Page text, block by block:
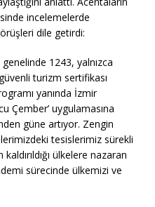
incelemelerde
dile getirdi:
1243, yalnızca
turizm sertifikası
yanında İzmir
Çember’ uygulamasına
güne artıyor. Zengin
tesislerimiz sürekli
ülkelere nazaran
sürecinde ülkemizi ve